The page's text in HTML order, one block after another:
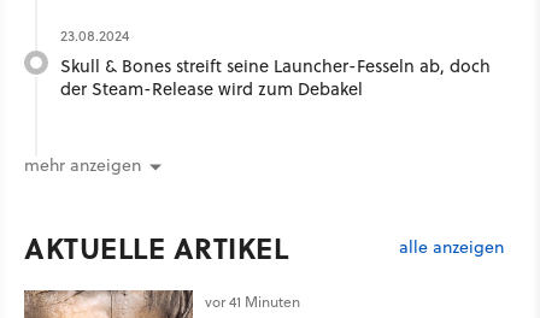
23.08.2024
Skull & Bones streift seine Launcher-Fesseln ab, doch
der Steam-Release wird zum Debakel
mehr anzeigen
AKTUELLE ARTIKEL alle anzeigen
vor 41 Minuten